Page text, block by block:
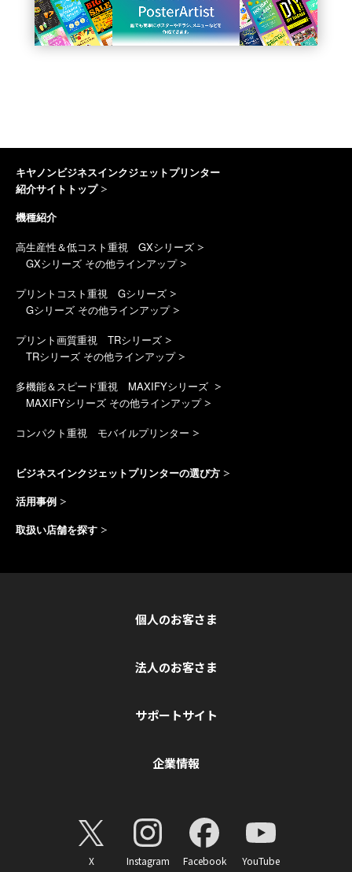
キヤノンビジネスインクジェットプリンター
紹介サイトトップ
機種紹介
高生産性＆低コスト重視 GXシリーズ
GXシリーズ その他ラインアップ
プリントコスト重視 Gシリーズ
Gシリーズ その他ラインアップ
プリント画質重視 TRシリーズ
TRシリーズ その他ラインアップ
多機能＆スピード重視 MAXIFYシリーズ
MAXIFYシリーズ その他ラインアップ
コンパクト重視 モバイルプリンター
ビジネスインクジェットプリンターの選び方
活用事例
取扱い店舗を探す
個人のお客さま
法人のお客さま
サポートサイト
企業情報
X Instagram Facebook YouTube